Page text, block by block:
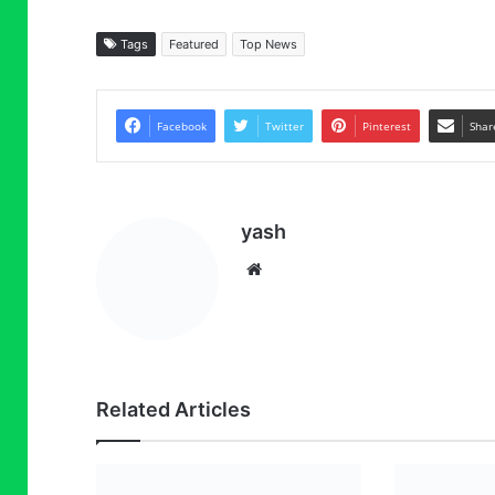
Tags Featured Top News
Facebook Twitter Pinterest
yash
Website
Related Articles